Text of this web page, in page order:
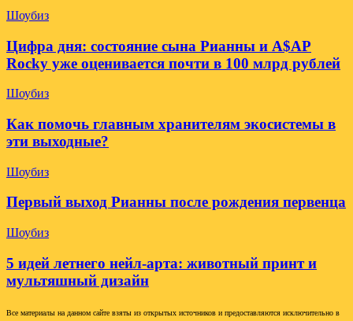
Шоубиз
Цифра дня: состояние сына Рианны и A$AP
Rocky уже оценивается почти в 100 млрд рублей
Шоубиз
Как помочь главным хранителям экосистемы в
эти выходные?
Шоубиз
Первый выход Рианны после рождения первенца
Шоубиз
5 идей летнего нейл-арта: животный принт и
мультяшный дизайн
Все материалы на данном сайте взяты из открытых источников и предоставляются исключительно в